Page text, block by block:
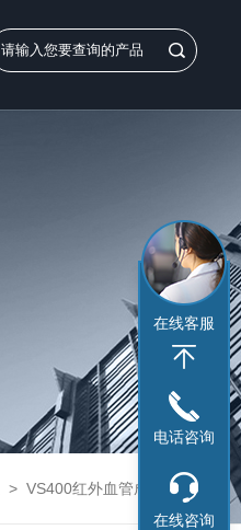
> VS400红外血管成像仪
在线客服
电话咨询
在线咨询